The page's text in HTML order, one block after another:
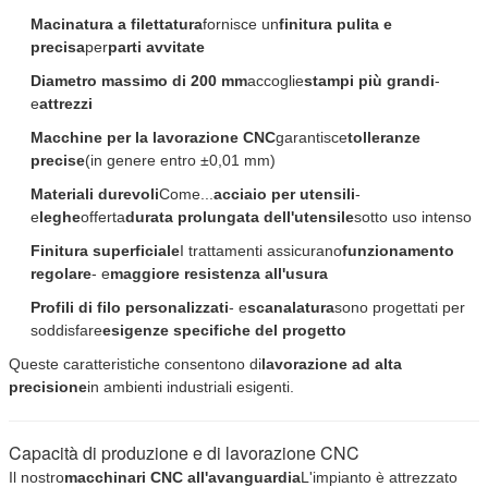
Macinatura a filettaturafornisce unfinitura pulita e
precisaperparti avvitate
Diametro massimo di 200 mmaccogliestampi più grandi-
eattrezzi
Macchine per la lavorazione CNCgarantiscetolleranze
precise(in genere entro ±0,01 mm)
Materiali durevoliCome... acciaio per utensili-
elegheoffertadurata prolungata dell'utensilesotto uso intenso
Finitura superficialeI trattamenti assicuranofunzionamento
regolare- emaggiore resistenza all'usura
Profili di filo personalizzati- escanalaturasono progettati per
soddisfareesigenze specifiche del progetto
Queste caratteristiche consentono dilavorazione ad alta
precisionein ambienti industriali esigenti.
Capacità di produzione e di lavorazione CNC
Il nostromacchinari CNC all'avanguardiaL'impianto è attrezzato